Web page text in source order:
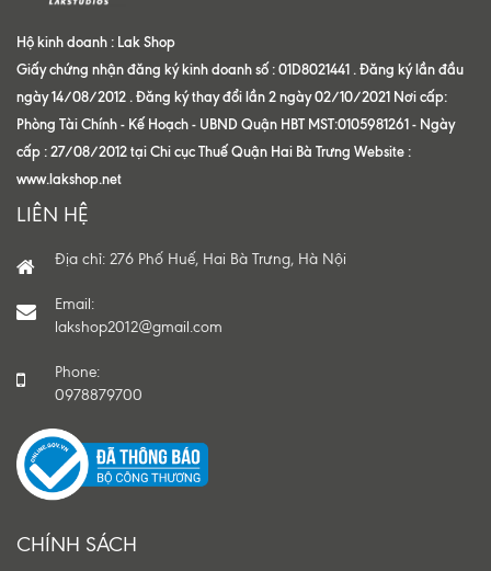
Hộ kinh doanh : Lak Shop
Giấy chứng nhận đăng ký kinh doanh số : 01D8021441 . Đăng ký lần đầu
ngày 14/08/2012 . Đăng ký thay đổi lần 2 ngày 02/10/2021 Nơi cấp:
Phòng Tài Chính - Kế Hoạch - UBND Quận HBT MST:0105981261 - Ngày
cấp : 27/08/2012 tại Chi cục Thuế Quận Hai Bà Trưng Website :
www.lakshop.net
LIÊN HỆ
Địa chỉ: 276 Phố Huế, Hai Bà Trưng, Hà Nội
Email:
lakshop2012@gmail.com
Phone:
0978879700
CHÍNH SÁCH